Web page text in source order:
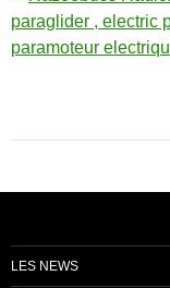
LES NEWS